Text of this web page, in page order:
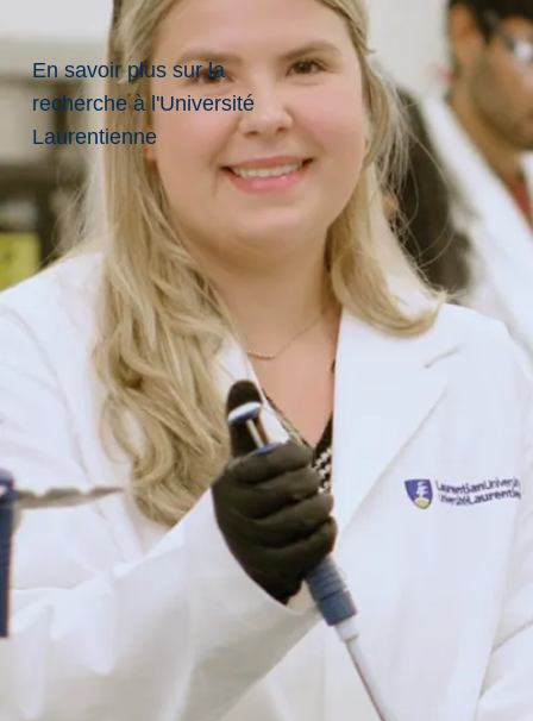
En savoir plus sur la
recherche à l'Université
Laurentienne
L’Université
Laurentienne et
l’Université de
médecine du Nord
de l’Ontario
(Université de...
Le 5 aoû., 2026
En savoir plus
Nouvelles
Projets
d’infrastructure
du campus en
cours à la
Laurentienne.
L’été est la haute
saison pour
projets du Service
des installations ...
Le 30 jui., 2026